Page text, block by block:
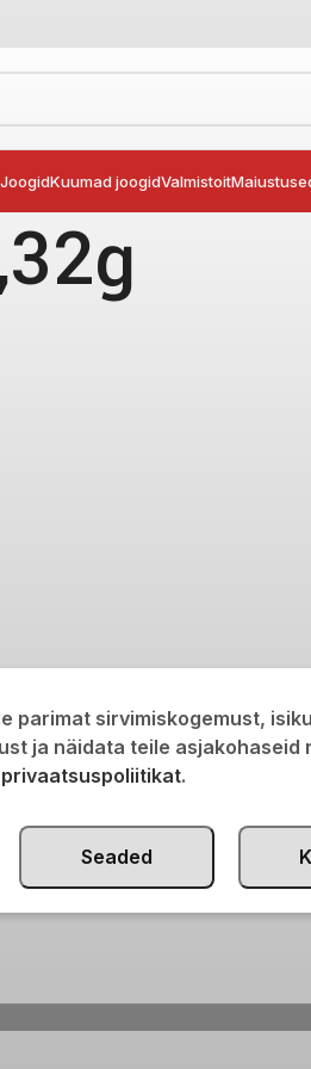
JoogidKuumad joogidValmistoit
parimat sirvimiskogemust,
ja näidata teile asjakohaseid
privaatsuspoliitikat.
Seaded